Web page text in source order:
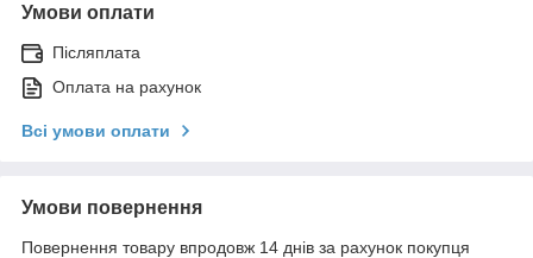
Умови оплати
Післяплата
Оплата на рахунок
Всі умови оплати
Умови повернення
Повернення товару впродовж 14 днів за рахунок покупця